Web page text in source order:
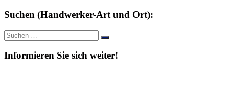
Suchen (Handwerker-Art und Ort):
Suche
nach:
Suchen
Informieren Sie sich weiter!